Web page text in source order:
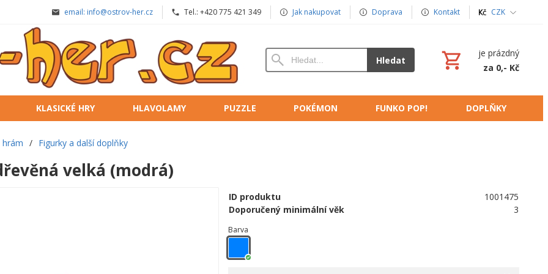
email: info@ostrov-her.cz Tel.: +420 775 421 349 Jak nakupovat Doprava Kontakt CZK
Hledat
je prázdný
za 0,- Kč
KLASICKÉ HRY HLAVOLAMY PUZZLE POKÉMON FUNKO POP! DOPLŇKY
hrám / Figurky a další doplňky
velká (modrá)
ID produktu
1001475
Doporučený minimální věk
3
Barva